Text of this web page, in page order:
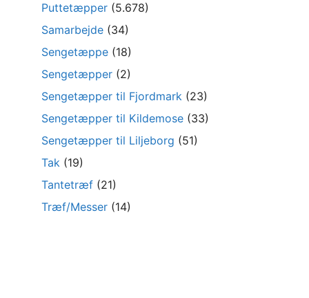
Puttetæpper (5.678)
Samarbejde (34)
Sengetæppe (18)
Sengetæpper (2)
Sengetæpper til Fjordmark (23)
Sengetæpper til Kildemose (33)
Sengetæpper til Liljeborg (51)
Tak (19)
Tantetræf (21)
Træf/Messer (14)